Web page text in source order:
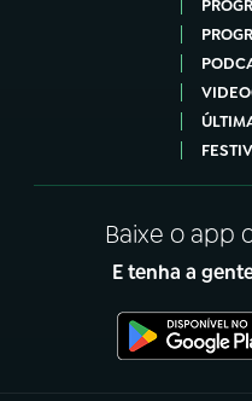
Baixe o app
E tenha a